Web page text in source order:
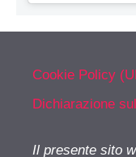
Cookie Policy
Dichiarazione
Il presente sito